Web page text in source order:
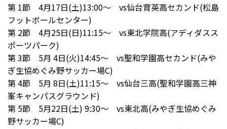
第 1節 4月17日(土)13:00～ vs仙台育英高セカンド(松島
フットボールセンター)
第 2節 4月25日(日)11:15～ vs東北学院高(アディダスス
ポーツパーク)
第 3節 5月 4日(火)14:45～ vs聖和学園高セカンド(みや
ぎ生協めぐみ野サッカー場C)
第 4節 5月 8日(土)11:15～ vs仙台三高(聖和学園高三神
峯キャンパスグラウンド)
第 5節 5月22日(土) 9:30～ vs東北高(みやぎ生協めぐみ
野サッカー場C)